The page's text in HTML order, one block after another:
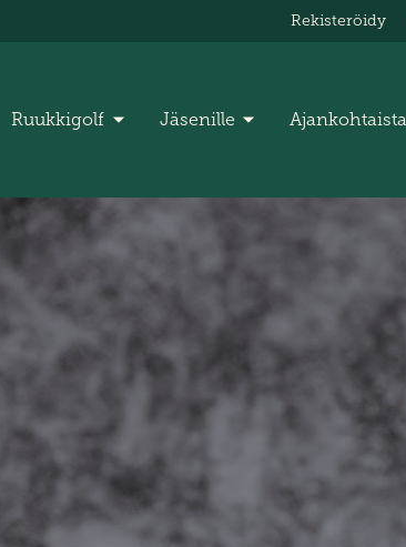
Rekisteröidy
Ruukkigolf Jäsenille Ajankohtaista